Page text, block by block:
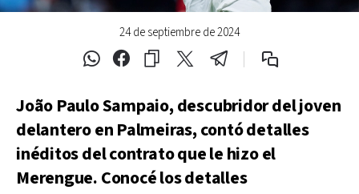
24 de septiembre de 2024
João Paulo Sampaio, descubridor del joven
delantero en Palmeiras, contó detalles
inéditos del contrato que le hizo el
Merengue. Conocé los detalles